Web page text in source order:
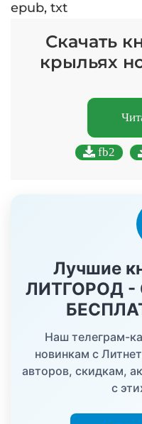
epub, txt
Скачать
крыльях
fb2
Лучшие
ЛИТГОРОД -
Наш телеграм-
новинкам с
авторов, скидкам,
с